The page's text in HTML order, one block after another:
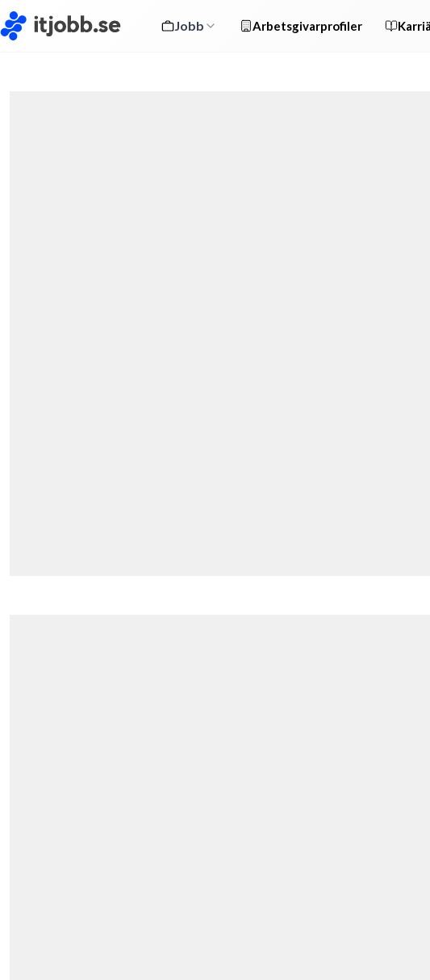
Jobb Arbetsgivarprofiler